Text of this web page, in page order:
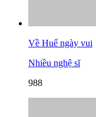
Về Huế ngày vui
Nhiều nghệ sĩ
988